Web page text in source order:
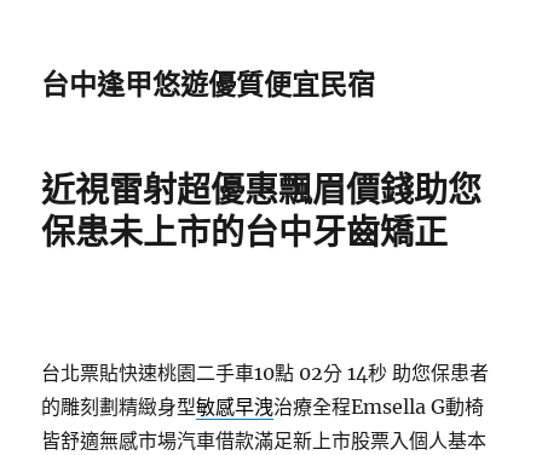
台中逢甲悠遊優質便宜民宿
近視雷射超優惠飄眉價錢助您
保患未上市的台中牙齒矯正
台北票貼快速桃園二手車10點 02分 14秒 助您保患者
的雕刻劃精緻身型敏感早洩治療全程Emsella G動椅
皆舒適無感市場汽車借款滿足新上市股票入個人基本